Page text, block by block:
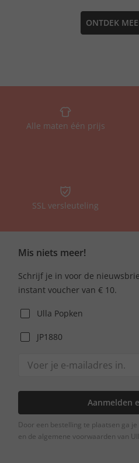
ONTDEK
Alle maten één prijs
SSL versleuteling
Mis niets meer!
Schrijf je in voor de
instant voucher van € 10.
Ulla Popken
JP1880
Aanmelden
Door een bestelling te plaatsen ga
en de algemene voorwaarden van